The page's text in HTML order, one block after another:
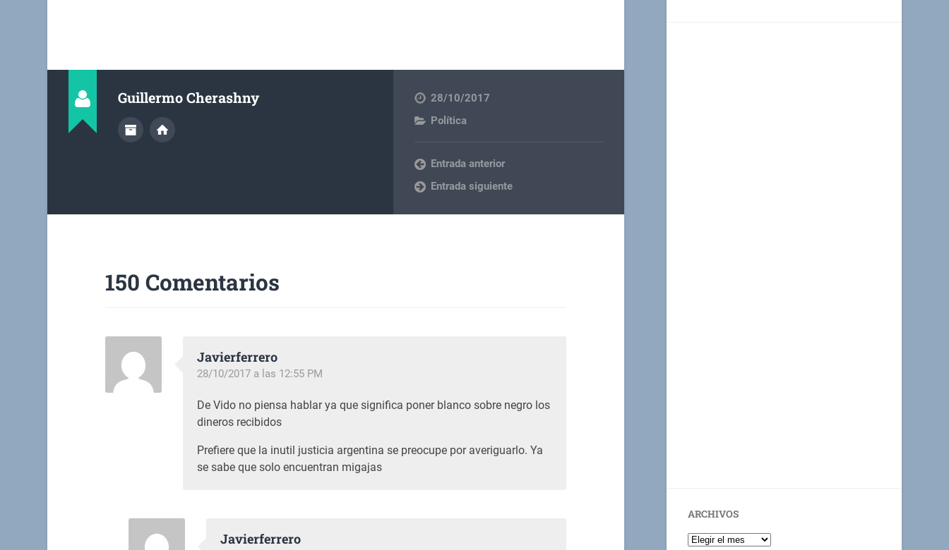
Guillermo Cherashny
28/10/2017
Política
Entrada anterior
Entrada siguiente
150 Comentarios
Javierferrero
28/10/2017 a las 12:55 PM
De Vido no piensa hablar ya que significa poner blanco sobre negro los
dineros recibidos
Prefiere que la inutil justicia argentina se preocupe por averiguarlo. Ya
se sabe que solo encuentran migajas
Javierferrero
ARCHIVOS